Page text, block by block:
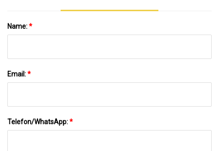
Name:*
Email:*
Telefon/WhatsApp:*